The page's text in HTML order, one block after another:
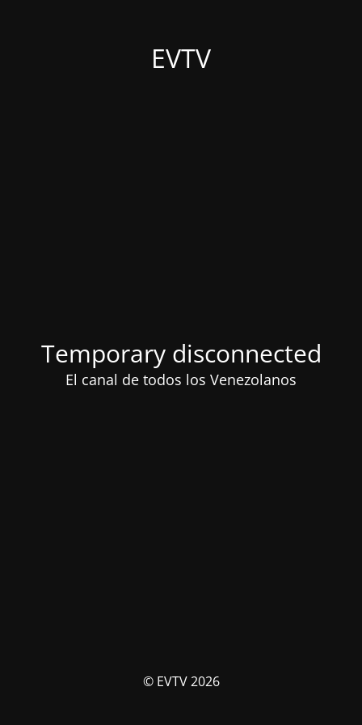
EVTV
Temporary disconnected
El canal de todos los Venezolanos
© EVTV 2026